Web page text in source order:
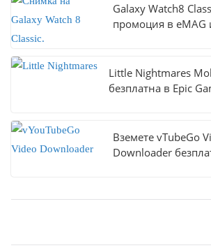
Galaxy Watch8
промоция в eMAG
Little Nightmares
безплатна в Epic
Вземете vTubeGo
Downloader